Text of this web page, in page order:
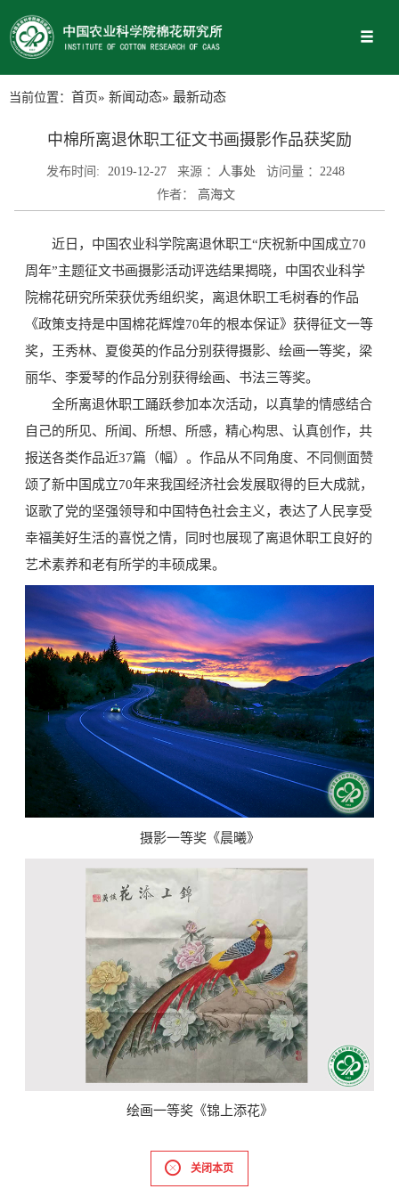
当前位置： 首页» 新闻动态» 最新动态
中棉所离退休职工征文书画摄影作品获奖励
发布时间: 2019-12-27 来源 ： 人事处 访问量 ： 2248
作者：
高海文
近日，中国农业科学院离退休职工“庆祝新中国成立70
周年”主题征文书画摄影活动评选结果揭晓，中国农业科学
院棉花研究所荣获优秀组织奖，离退休职工毛树春的作品
《政策支持是中国棉花辉煌70年的根本保证》获得征文一等
奖，王秀林、夏俊英的作品分别获得摄影、绘画一等奖，梁
丽华、李爱琴的作品分别获得绘画、书法三等奖。
全所离退休职工踊跃参加本次活动，以真挚的情感结合
自己的所见、所闻、所想、所感，精心构思、认真创作，共
报送各类作品近37篇（幅）。作品从不同角度、不同侧面赞
颂了新中国成立70年来我国经济社会发展取得的巨大成就，
讴歌了党的坚强领导和中国特色社会主义，表达了人民享受
幸福美好生活的喜悦之情，同时也展现了离退休职工良好的
艺术素养和老有所学的丰硕成果。
摄影一等奖《晨曦》
绘画一等奖《锦上添花》
关闭本页